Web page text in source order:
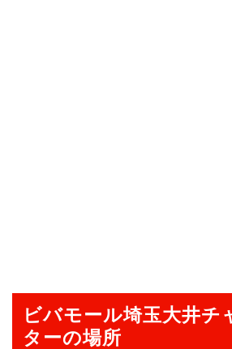
ビバモール埼玉大井チ
ターの場所